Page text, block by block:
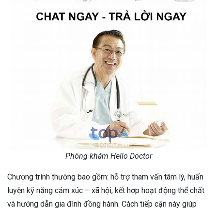
Phòng khám Hello Doctor
Chương trình thường bao gồm: hỗ trợ tham vấn tâm lý, huấn
luyện kỹ năng cảm xúc – xã hội, kết hợp hoạt động thể chất
và hướng dẫn gia đình đồng hành. Cách tiếp cận này giúp